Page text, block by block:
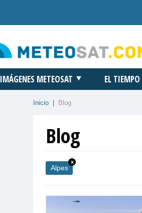
IMÁGENES METEOSAT EL
Inicio Blog
Blog
Alpes
x